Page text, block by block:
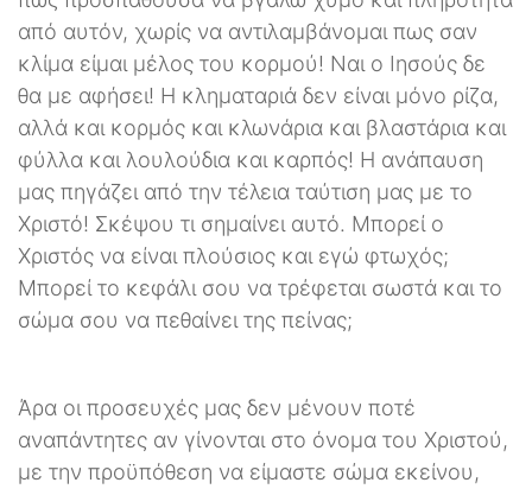
από αυτόν, χωρίς να αντιλαμβάνομαι πως σαν
κλίμα είμαι μέλος του κορμού! Ναι ο Ιησούς δε
θα με αφήσει! Η κληματαριά δεν είναι μόνο ρίζα,
αλλά και κορμός και κλωνάρια και βλαστάρια και
φύλλα και λουλούδια και καρπός! Η ανάπαυση
μας πηγάζει από την τέλεια ταύτιση μας με το
Χριστό! Σκέψου τι σημαίνει αυτό. Μπορεί ο
Χριστός να είναι πλούσιος και εγώ φτωχός;
Μπορεί το κεφάλι σου να τρέφεται σωστά και το
σώμα σου να πεθαίνει της πείνας;
Άρα οι προσευχές μας δεν μένουν ποτέ
αναπάντητες αν γίνονται στο όνομα του Χριστού,
με την προϋπόθεση να είμαστε σώμα εκείνου,